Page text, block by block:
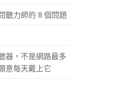
聽力師的 8 個問題
器，不是網路最多
意每天戴上它